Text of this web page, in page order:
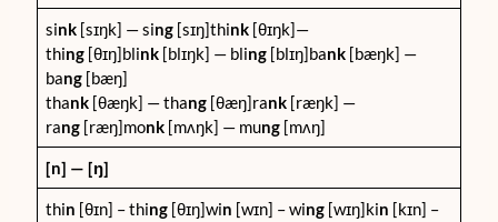
sink [sɪŋk] — sing [sɪŋ]think [θɪŋk]—
thing [θɪŋ]blink [blɪŋk] — bling [blɪŋ]bank [bæŋk] —
bang [bæŋ]
thank [θæŋk] — thang [θæŋ]rank [ræŋk] —
rang [ræŋ]monk [mʌŋk] — mung [mʌŋ]
[n] — [ŋ]
thin [θɪn] – thing [θɪŋ]win [wɪn] – wing [wɪŋ]kin [kɪn] –